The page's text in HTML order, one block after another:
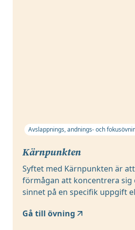
Avslappnings, andnings- och
Kärnpunkten
Syftet med Kärnpunkten är
förmågan att koncentrera sig
sinnet på en specifik uppgift
Gå till övning